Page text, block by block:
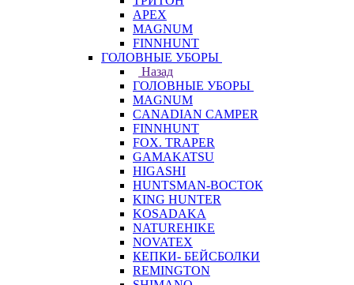
APEX
MAGNUM
FINNHUNT
ГОЛОВНЫЕ УБОРЫ
Назад
ГОЛОВНЫЕ УБОРЫ
MAGNUM
CANADIAN CAMPER
FINNHUNT
FOX. TRAPER
GAMAKATSU
HIGASHI
HUNTSMAN-ВОСТОК
KING HUNTER
KOSADAKA
NATUREHIKE
NOVATEX
КЕПКИ- БЕЙСБОЛКИ
REMINGTON